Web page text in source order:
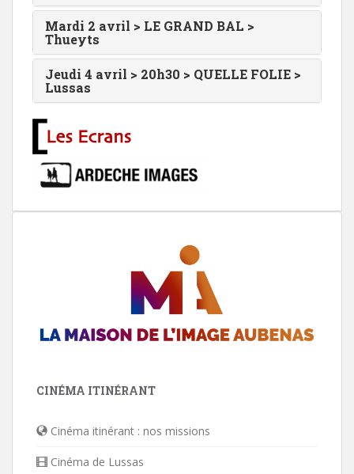
Mardi 2 avril > LE GRAND BAL >
Thueyts
Jeudi 4 avril > 20h30 > QUELLE FOLIE >
Lussas
CINÉMA ITINÉRANT
Cinéma itinérant : nos missions
Cinéma de Lussas